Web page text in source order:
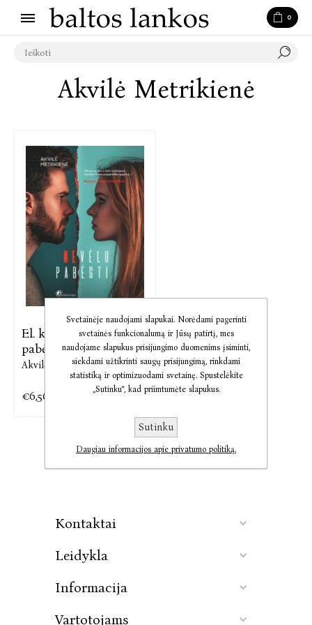
0
Akvilė Metrikienė
El. knyga Nevėlu
pabėgti
Akvilė Metrikienė
€6,56
Kontaktai
Leidykla
Informacija
Vartotojams
Svetainėje naudojami slapukai. Norėdami pagerinti
svetainės funkcionalumą ir Jūsų patirtį, mes
naudojame slapukus prisijungimo duomenims įsiminti,
siekdami užtikrinti saugų prisijungimą, rinkdami
statistiką ir optimizuodami svetainę. Spustelėkite
„Sutinku“, kad priimtumėte slapukus.
Sutinku
Daugiau informacijos apie privatumo politiką.